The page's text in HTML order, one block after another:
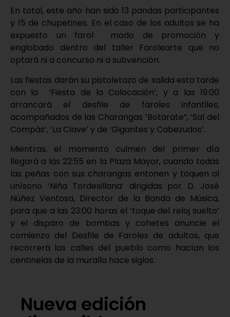
En total, este año han sido 13 pandas participantes
y 15 de chupetines. En el caso de los adultos se ha
expuesto un farol modo de promoción y
englobado dentro del taller Farolearte que no
optará ni a concurso ni a subvención.
Las fiestas darán su pistoletazo de salida esta tarde
con la ‘Fiesta de la Colocación’, y a las 19:00
arrancará el desfile de faroles infantiles,
acompañados de las Charangas ‘Botarate”, ‘Sal del
Compás’, ‘La Clave’ y de ‘Gigantes y Cabezudos’.
Mientras, el momento culmen del primer día
llegará a las 22:55 en la Plaza Mayor, cuando todas
las peñas con sus charangas entonen y toquen al
unísono ‘Niña Tordesillana’ dirigidas por D. José
Núñez Ventosa, Director de la Banda de Música,
para que a las 23:00 horas el ‘toque del reloj suelto’
y el disparo de bombas y cohetes anuncie el
comienzo del Desfile de Faroles de adultos, que
recorrerá las calles del pueblo como hacían los
centinelas de la muralla hace siglos.
Nueva edición